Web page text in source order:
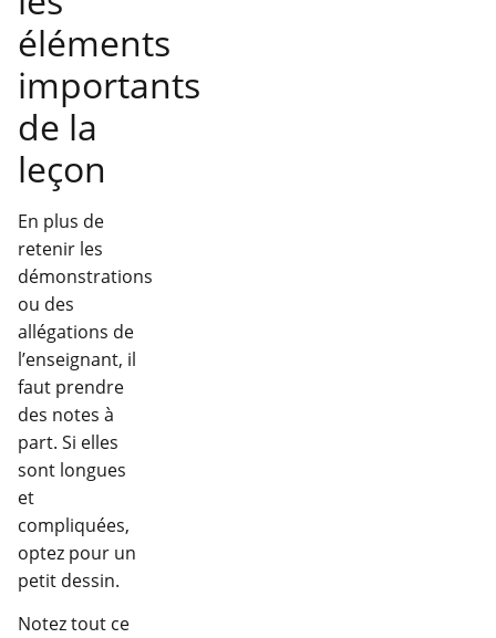
éléments
importants
de la
leçon
En plus de
retenir les
démonstrations
ou des
allégations de
l’enseignant, il
faut prendre
des notes à
part. Si elles
sont longues
et
compliquées,
optez pour un
petit dessin.
Notez tout ce